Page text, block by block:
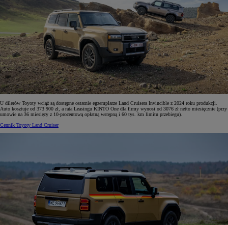
U dilerów Toyoty wciąż są dostępne ostatnie egzemplarze Land Cruisera Invincible z 2024 roku produkcji.
Auto kosztuje od 373 900 zł, a rata Leasingu KINTO One dla firmy wynosi od 3076 zł netto miesięcznie (przy
umowie na 36 miesięcy z 10-procentową opłatną wstępną i 60 tys. km limitu przebiegu).
Cennik Toyoty Land Cruiser